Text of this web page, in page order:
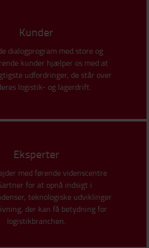
Kunder
dialogprogram med store og
kunder hjælper os med at
udfordringer, de står over
logistik- og lagerdrift.
Eksperter
med førende videnscentre
for at opnå indsigt i
teknologiske udviklinger
der kan få betydning for
logistikbranchen.